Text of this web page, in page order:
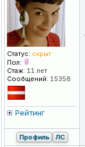
Статус: скрыт
Пол:
Стаж: 11 лет
Сообщений: 15358
Рейтинг
Профиль ЛС